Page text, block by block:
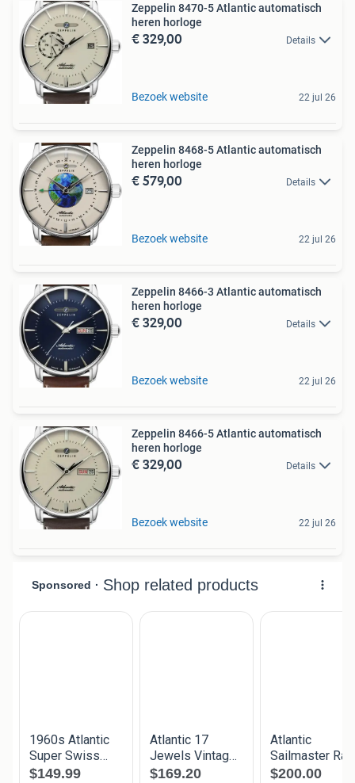
Zeppelin 8470-5 Atlantic automatisch
heren horloge
€ 329,00 Details
Bezoek website 22 jul 26
Zeppelin 8468-5 Atlantic automatisch
heren horloge
€ 579,00 Details
Bezoek website 22 jul 26
Zeppelin 8466-3 Atlantic automatisch
heren horloge
€ 329,00 Details
Bezoek website 22 jul 26
Zeppelin 8466-5 Atlantic automatisch
heren horloge
€ 329,00 Details
Bezoek website 22 jul 26